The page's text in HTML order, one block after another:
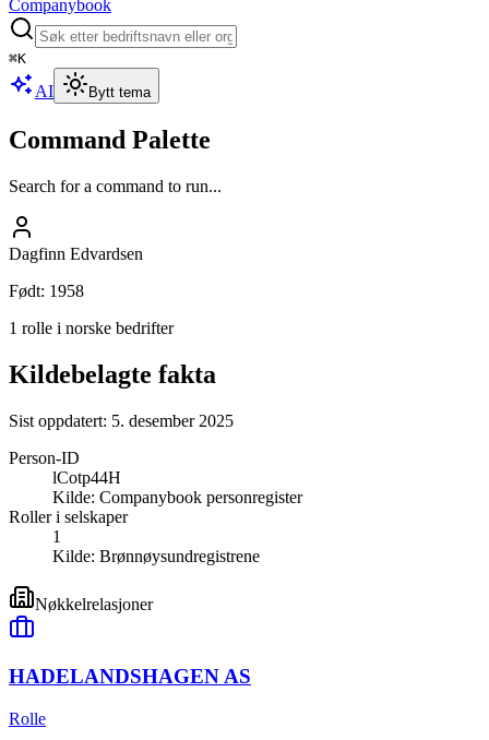
Companybook
⌘K
AI Bytt tema
Command Palette
Search for a command to run...
Dagfinn Edvardsen
Født: 1958
1 rolle i norske bedrifter
Kildebelagte fakta
Sist oppdatert: 5. desember 2025
Person-ID
lCotp44H
Kilde: Companybook personregister
Roller i selskaper
1
Kilde: Brønnøysundregistrene
Nøkkelrelasjoner
HADELANDSHAGEN AS
Rolle